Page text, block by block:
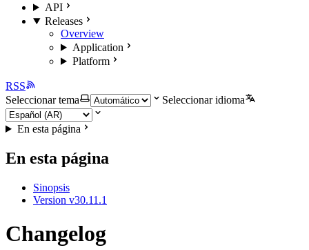
API
Releases
Overview
Application
Platform
RSS
Seleccionar tema
Seleccionar idioma
En esta página
En esta página
Sinopsis
Version v30.11.1
Changelog